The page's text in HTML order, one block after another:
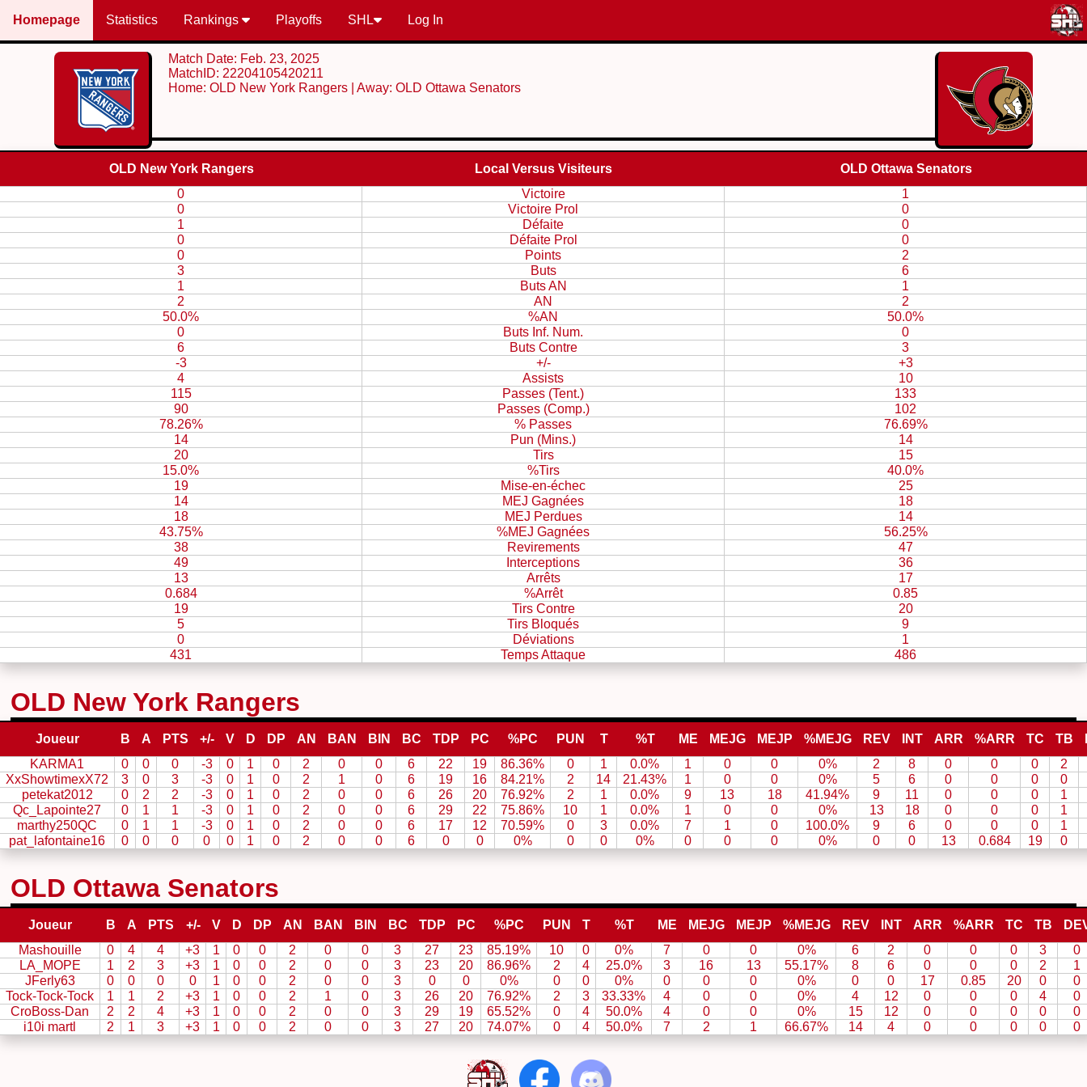
Homepage Statistics Rankings Playoffs SHL Log In
Match Date: Feb. 23, 2025
MatchID: 22204105420211
Home: OLD New York Rangers | Away: OLD Ottawa Senators
OLD New York Rangers Local Versus Visiteurs
OLD Ottawa Senators
0
Victoire
1
0
Victoire Prol
0
1
Défaite
0
0
Défaite Prol
0
0
Points
2
3
Buts
6
1
Buts AN
1
2
AN
2
50.0%
%AN
50.0%
0
Buts Inf. Num.
0
6
Buts Contre
3
-3
+/-
+3
4
Assists
10
115
Passes (Tent.)
133
90
Passes (Comp.)
102
78.26%
% Passes
76.69%
14
Pun (Mins.)
14
20
Tirs
15
15.0%
%Tirs
40.0%
19
Mise-en-échec
25
14
MEJ Gagnées
18
18
MEJ Perdues
14
43.75%
%MEJ Gagnées
56.25%
38
Revirements
47
49
Interceptions
36
13
Arrêts
17
0.684
%Arrêt
0.85
19
Tirs Contre
20
5
Tirs Bloqués
9
0
Déviations
1
431
Temps Attaque 486
OLD New York Rangers
Joueur B A PTS +/- V D DP AN BAN BIN BC TDP PC %PC PUN T %T ME MEJG MEJP %MEJG REV INT ARR %ARR TC TB
KARMA1
0 0 0 -3 0 1 0 2 0 0 6 22 19 86.36% 0 1 0.0% 1 0 0 0% 2 8 0 0 0
2
XxShowtimexX72
3 0 3 -3 0 1 0 2 1 0 6 19 16 84.21% 2 14 21.43% 1 0 0 0% 5 6 0 0 0
0
petekat2012
0 2 2 -3 0 1 0 2 0 0 6 26 20 76.92% 2 1 0.0% 9 13 18 41.94% 9 11 0 0 0
1
Qc_Lapointe27
0 1 1 -3 0 1 0 2 0 0 6 29 22 75.86% 10 1 0.0% 1 0 0 0% 13 18 0 0 0
1
marthy250QC
0 1 1 -3 0 1 0 2 0 0 6 17 12 70.59% 0 3 0.0% 7 1 0 100.0% 9 6 0 0 0
1
pat_lafontaine16
0 0 0 0 0 1 0 2 0 0 6 0 0 0% 0 0 0% 0 0 0 0% 0 0 13 0.684 19 0
OLD Ottawa Senators
Joueur B A PTS +/- V D DP AN BAN BIN BC TDP PC %PC PUN T %T ME MEJG MEJP %MEJG REV INT ARR %ARR TC TB
Mashouille
0 4 4 +3 1 0 0 2 0 0 3 27 23 85.19% 10 0 0% 7 0 0 0% 6 2 0 0 0 3
0
LA_MOPE
1 2 3 +3 1 0 0 2 0 0 3 23 20 86.96% 2 4 25.0% 3 16 13 55.17% 8 6 0 0 0 2
1
JFerly63
0 0 0 0 1 0 0 2 0 0 3 0 0 0% 0 0 0% 0 0 0 0% 0 0 17 0.85 20 0
0
Tock-Tock-Tock
1 1 2 +3 1 0 0 2 1 0 3 26 20 76.92% 2 3 33.33% 4 0 0 0% 4 12 0 0 0 4
0
CroBoss-Dan
2 2 4 +3 1 0 0 2 0 0 3 29 19 65.52% 0 4 50.0% 4 0 0 0% 15 12 0 0 0 0
0
i10i martl
2 1 3 +3 1 0 0 2 0 0 3 27 20 74.07% 0 4 50.0% 7 2 1 66.67% 14 4 0 0 0 0 0